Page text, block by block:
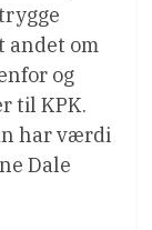
andet om
og
til KPK.
har værdi
Dale